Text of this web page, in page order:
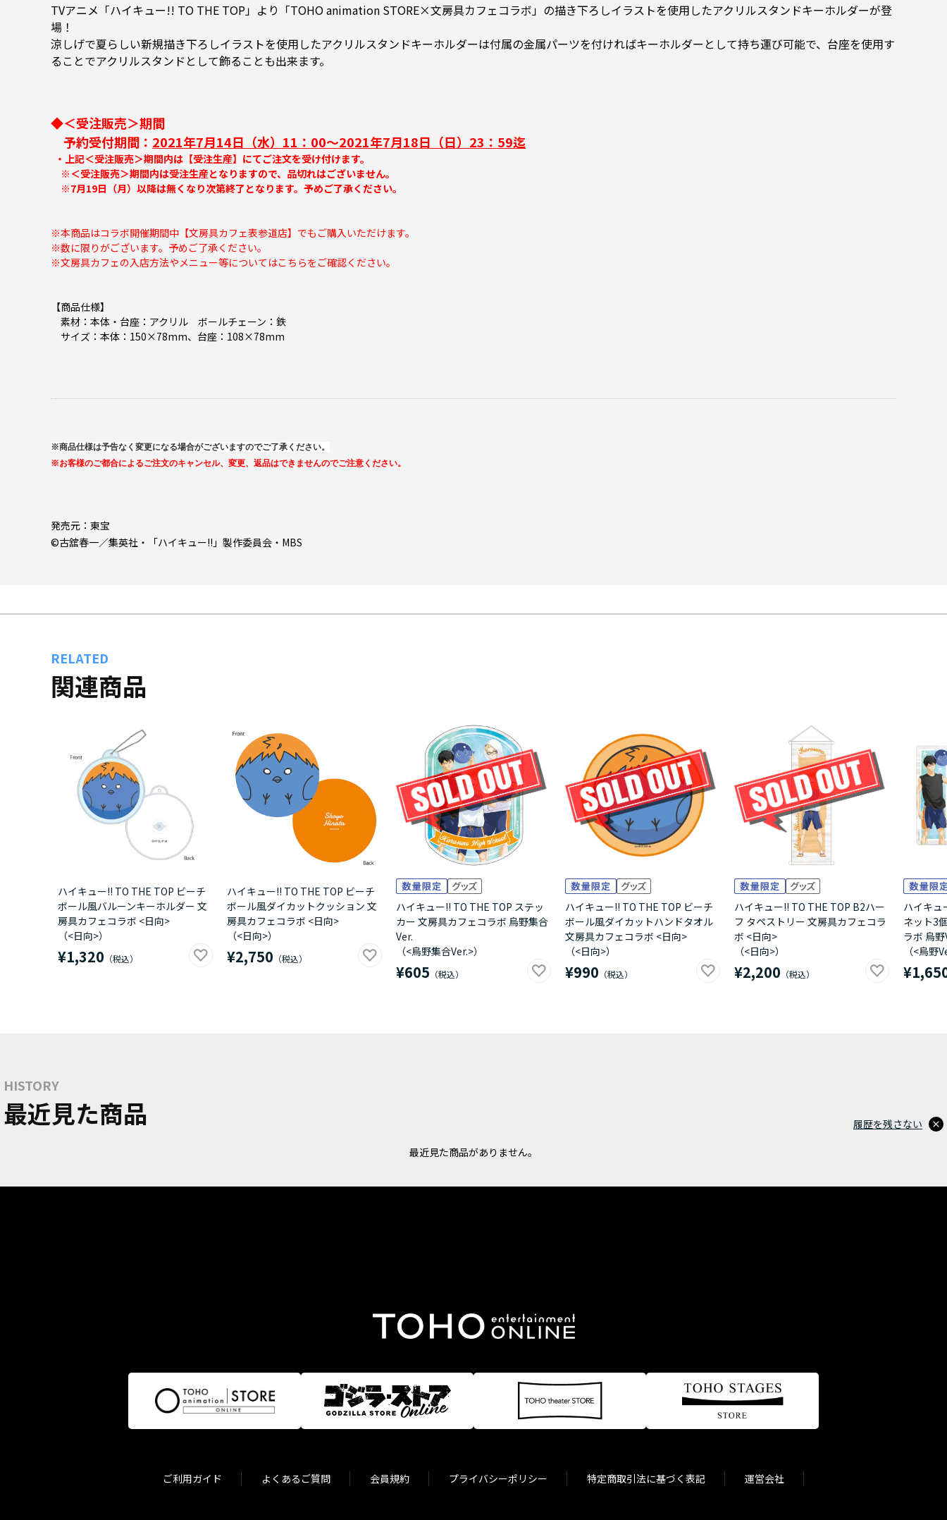
TVアニメ「ハイキュー!! TO THE TOP」より「TOHO animation STORE×文房具カフェコラボ」の描き下ろしイラストを使用したアクリルスタンドキーホルダーが登
場！
涼しげで夏らしい新規描き下ろしイラストを使用したアクリルスタンドキーホルダーは付属の金属パーツを付ければキーホルダーとして持ち運び可能で、台座を使用す
ることでアクリルスタンドとして飾ることも出来ます。
◆＜受注販売＞期間
予約受付期間： 2021年7月14日（水）11：00～2021年7月18日（日）23：59迄
・上記＜受注販売＞期間内は【受注生産】にてご注文を受け付けます。
※＜受注販売＞期間内は受注生産となりますので、品切れはございません。
※7月19日（月）以降は無くなり次第終了となります。予めご了承ください。
※本商品はコラボ開催期間中【文房具カフェ表参道店】でもご購入いただけます。
※数に限りがございます。予めご了承ください。
※文房具カフェの入店方法やメニュー等についてはこちらをご確認ください。
【商品仕様】
素材：本体・台座：アクリル ボールチェーン：鉄
サイズ：本体：150×78mm、台座：108×78mm
※商品仕様は予告なく変更になる場合がございますのでご了承ください。
※お客様のご都合によるご注文のキャンセル、変更、返品はできませんのでご注意ください。
発売元：東宝
©古舘春一／集英社・「ハイキュー!!」製作委員会・MBS
RELATED
関連商品
ハイキュー!! TO THE TOP ビーチ
ボール風バルーンキーホルダー 文
房具カフェコラボ <日向>
（<日向>）
¥1,320
ハイキュー!! TO THE TOP ビーチ
ボール風ダイカットクッション 文
房具カフェコラボ <日向>
（<日向>）
¥2,750
ハイキュー!! TO THE TOP ステッ
カー 文房具カフェコラボ 烏野集合
Ver.
（<烏野集合Ver.>）
¥605
ハイキュー!! TO THE TOP ビーチ
ボール風ダイカットハンドタオル
文房具カフェコラボ <日向>
（<日向>）
¥990
ハイキュー!! TO THE TOP B2ハー
フ タペストリー 文房具カフェコラ
ボ <日向>
（<日向>）
¥2,200
ハイキュ
ネット3
ラボ 烏
（<烏野
HISTORY
最近見た商品
最近見た商品がありません。
履歴を残さない
ご利用ガイド よくあるご質問 会員規約 プライバシーポリシー 特定商取引法に基づく表記 運営会社